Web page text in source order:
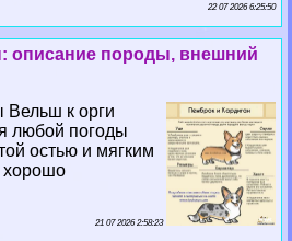
22 07 2026 6:25:50
описание породы, внешний
Вельш к opги
любой погоды
остью и мягким
хорошо
21 07 2026 2:58:23